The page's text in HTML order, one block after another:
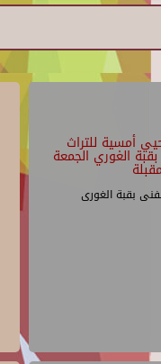
أمسية للتراث
الغوري الجمعة
بقبة الغورى